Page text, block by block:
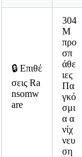
🔒 Επιθέ
σεις Ra
nsomw
are
304
M
προ
σπ
άθε
ιες
Πα
γκό
σμι
α α
νίχ
νευ
ση